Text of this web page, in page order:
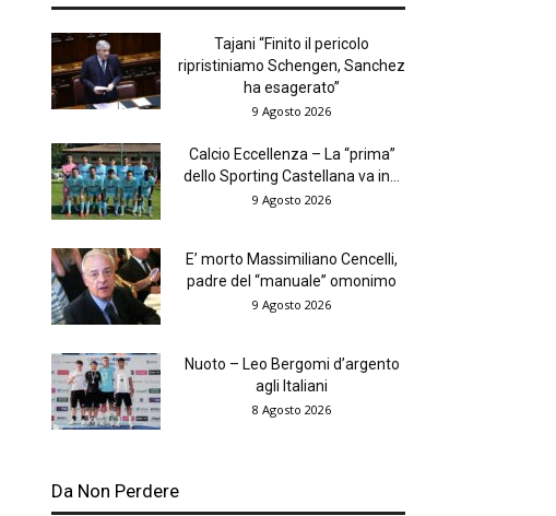
Tajani “Finito il pericolo
ripristiniamo Schengen, Sanchez
ha esagerato”
9 Agosto 2026
Calcio Eccellenza – La “prima”
dello Sporting Castellana va in...
9 Agosto 2026
E’ morto Massimiliano Cencelli,
padre del “manuale” omonimo
9 Agosto 2026
Nuoto – Leo Bergomi d’argento
agli Italiani
8 Agosto 2026
Da Non Perdere